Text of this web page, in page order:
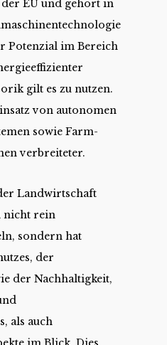
EU und gehört in
Potenzial im Bereich
gilt es zu nutzen.
von autonomen
sowie Farm-
verbreiteter.
Landwirtschaft
nicht rein
sondern hat
der
der Nachhaltigkeit,
als auch